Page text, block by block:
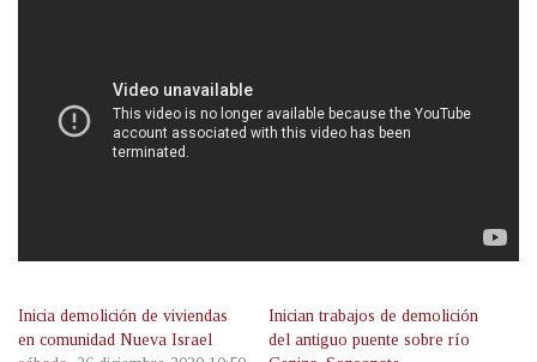
Inicia demolición de viviendas
en comunidad Nueva Israel
Inician trabajos de demolición
del antiguo puente sobre río